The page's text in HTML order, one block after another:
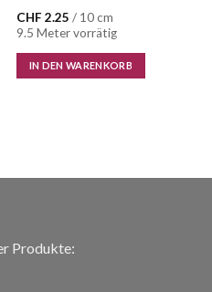
CHF 2.25 / 10 cm
9.5 Meter vorrätig
IN DEN WARENKORB
Produkte: